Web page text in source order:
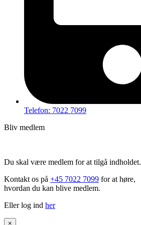
Telefon: 7022 7099
Bliv medlem
Du skal være medlem for at tilgå indholdet.
Kontakt os på +45 7022 7099 for at høre,
hvordan du kan blive medlem.
Eller log ind her
×